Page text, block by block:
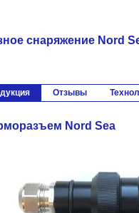
снаряжение Nord
Отзывы
Nord Sea